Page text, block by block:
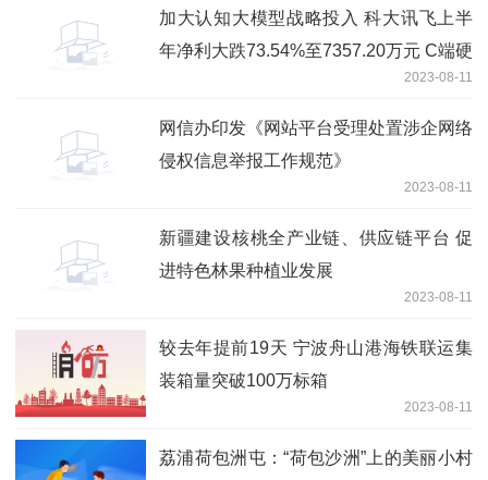
加大认知大模型战略投入 科大讯飞上半
年净利大跌73.54%至7357.20万元 C端硬
2023-08-11
网信办印发《网站平台受理处置涉企网络
侵权信息举报工作规范》
2023-08-11
新疆建设核桃全产业链、供应链平台 促
进特色林果种植业发展
2023-08-11
较去年提前19天 宁波舟山港海铁联运集
装箱量突破100万标箱
2023-08-11
荔浦荷包洲屯：“荷包沙洲”上的美丽小村